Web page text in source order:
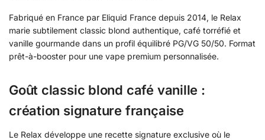
Fabriqué en France par Eliquid France depuis 2014, le Relax
marie subtilement classic blond authentique, café torréfié et
vanille gourmande dans un profil équilibré PG/VG 50/50. Format
prêt-à-booster pour une vape premium personnalisée.
Goût classic blond café vanille :
création signature française
Le Relax développe une recette signature exclusive où le